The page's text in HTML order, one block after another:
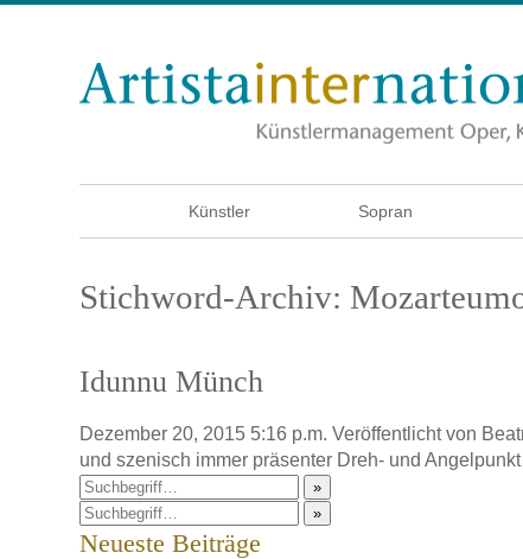
Künstler Sopran
Stichword-Archiv:
Idunnu Münch
Dezember 20, 2015 5:16 p.m. Veröffentlicht von
und szenisch immer präsenter Dreh- und
»
»
Neueste Beiträge